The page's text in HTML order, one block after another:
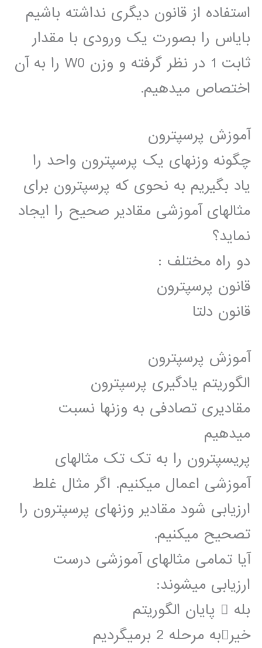
استفاده از قانون دیگری نداشته باشیم
بایاس را بصورت یک ورودی با مقدار
ثابت 1 در نظر گرفته و وزن W0 را به آن
اختصاص میدهیم.
آموزش پرسپترون
چگونه وزنهای یک پرسپترون واحد را
یاد بگیریم به نحوی که پرسپترون برای
مثالهای آموزشی مقادیر صحیح را ایجاد
نماید؟
دو راه مختلف :
قانون پرسپترون
قانون دلتا
آموزش پرسپترون
الگوریتم یادگیری پرسپترون
مقادیری تصادفی به وزنها نسبت
میدهیم
پریسپترون را به تک تک مثالهای
آموزشی اعمال میکنیم. اگر مثال غلط
ارزیابی شود مقادیر وزنهای پرسپترون را
تصحیح میکنیم.
آیا تمامی مثالهای آموزشی درست
ارزیابی میشوند:
بله  پایان الگوریتم
خیربه مرحله 2 برمیگردیم